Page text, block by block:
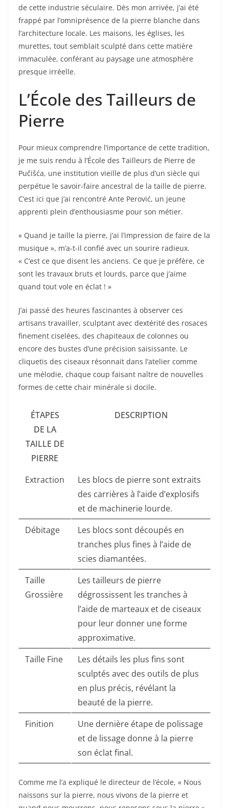
de cette industrie séculaire. Dès mon arrivée, j’ai été
frappé par l’omniprésence de la pierre blanche dans
l’architecture locale. Les maisons, les églises, les
murettes, tout semblait sculpté dans cette matière
immaculée, conférant au paysage une atmosphère
presque irréelle.
L’École des Tailleurs de
Pierre
Pour mieux comprendre l’importance de cette tradition,
je me suis rendu à l’École des Tailleurs de Pierre de
Pučišća, une institution vieille de plus d’un siècle qui
perpétue le savoir-faire ancestral de la taille de pierre.
C’est ici que j’ai rencontré Ante Perović, un jeune
apprenti plein d’enthousiasme pour son métier.
« Quand je taille la pierre, j’ai l’impression de faire de la
musique », m’a-t-il confié avec un sourire radieux.
« C’est ce que disent les anciens. Ce que je préfère, ce
sont les travaux bruts et lourds, parce que j’aime
quand tout vole en éclat ! »
J’ai passé des heures fascinantes à observer ces
artisans travailler, sculptant avec dextérité des rosaces
finement ciselées, des chapiteaux de colonnes ou
encore des bustes d’une précision saisissante. Le
cliquetis des ciseaux résonnait dans l’atelier comme
une mélodie, chaque coup faisant naître de nouvelles
formes de cette chair minérale si docile.
ÉTAPES
DE LA
TAILLE DE
PIERRE
DESCRIPTION
Extraction
Les blocs de pierre sont extraits
des carrières à l’aide d’explosifs
et de machinerie lourde.
Débitage
Les blocs sont découpés en
tranches plus fines à l’aide de
scies diamantées.
Taille
Grossière
Les tailleurs de pierre
dégrossissent les tranches à
l’aide de marteaux et de ciseaux
pour leur donner une forme
approximative.
Taille Fine
Les détails les plus fins sont
sculptés avec des outils de plus
en plus précis, révélant la
beauté de la pierre.
Finition
Une dernière étape de polissage
et de lissage donne à la pierre
son éclat final.
Comme me l’a expliqué le directeur de l’école, « Nous
naissons sur la pierre, nous vivons de la pierre et